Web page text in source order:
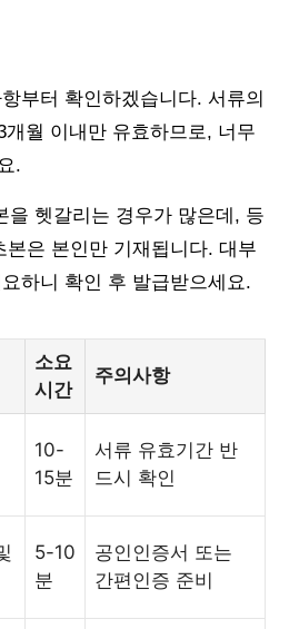
부터 확인하겠습니다. 서류의
월 이내만 유효하므로, 너무
.
을 헷갈리는 경우가 많은데, 등
본은 본인만 기재됩니다. 대부
하니 확인 후 발급받으세요.
소요
시간
주의사항
10-
15분
서류 유효기간 반
드시 확인
5-10
분
공인인증서 또는
간편인증 준비